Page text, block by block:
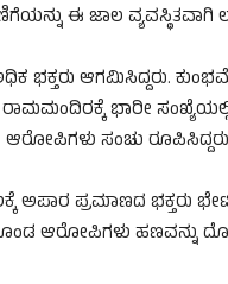
ಈ ಜಾಲ ವ್ಯವಸ್ಥಿತವಾಗಿ
ಭಕ್ತರು ಆಗಮಿಸಿದ್ದರು.
ಭಾರೀ
ಸಂಚು
ಪ್ರಮಾಣದ ಭಕ್ತರು
ಆರೋಪಿಗಳು ಹಣವನ್ನು